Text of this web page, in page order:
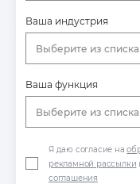
Ваша индустрия
Выберите из списка
Ваша функция
Выберите из списка
Я даю согласие на
рекламной рассылки
соглашения